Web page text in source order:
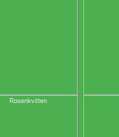
Rosenkvitten